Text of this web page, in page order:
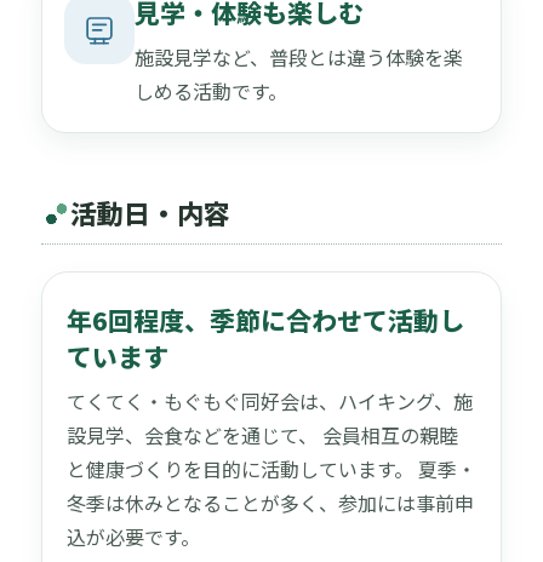
見学・体験も楽しむ
施設見学など、普段とは違う体験を楽
しめる活動です。
活動日・内容
年6回程度、季節に合わせて活動し
ています
てくてく・もぐもぐ同好会は、ハイキング、施
設見学、会食などを通じて、 会員相互の親睦
と健康づくりを目的に活動しています。 夏季・
冬季は休みとなることが多く、参加には事前申
込が必要です。